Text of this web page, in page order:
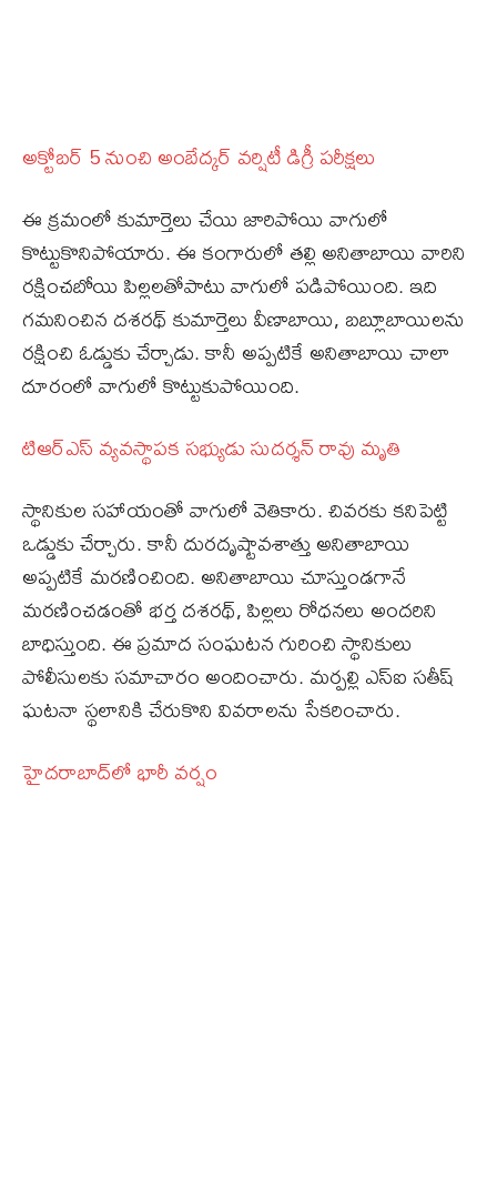
అక్టోబర్ 5 నుంచి అంబేద్కర్ వర్షిటీ డిగ్రీ పరీక్షలు
ఈ క్రమంలో కుమార్తెలు చేయి జారిపోయి వాగులో
కొట్టుకొనిపోయారు. ఈ కంగారులో తల్లి అనితాబాయి వారిని
రక్షించబోయి పిల్లలతోపాటు వాగులో పడిపోయింది. ఇది
గమనించిన దశరథ్‌ కుమార్తెలు వీణాబాయి, బబ్లూబాయిలను
రక్షించి ఓడ్డుకు చేర్చాడు. కానీ అప్పటికే అనితాబాయి చాలా
దూరంలో వాగులో కొట్టుకుపోయింది.
టిఆర్ఎస్ వ్యవస్థాపక సభ్యుడు సుదర్శన్ రావు మృతి
స్థానికుల సహాయంతో వాగులో వెతికారు. చివరకు కనిపెట్టి
ఒడ్డుకు చేర్చారు. కానీ దురదృష్టావశాత్తు అనితాబాయి
అప్పటికే మరణించింది. అనితాబాయి చూస్తుండగానే
మరణించడంతో భర్త దశరథ్‌, పిల్లలు రోధనలు అందరిని
బాధిస్తుంది. ఈ ప్రమాద సంఘటన గురించి స్థానికులు
పోలీసులకు సమాచారం అందించారు. మర్పల్లి ఎస్‌ఐ సతీష్‌
ఘటనా స్థలానికి చేరుకొని వివరాలను సేకరించారు.
హైదరాబాద్‌లో భారీ వర్షం